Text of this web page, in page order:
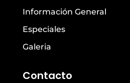
Información General
Especiales
Galeria
Contacto